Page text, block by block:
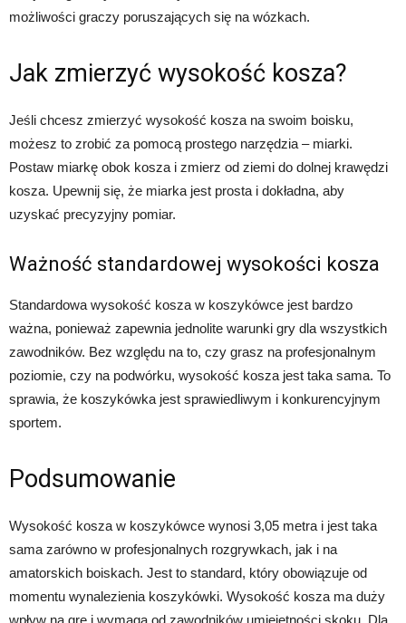
możliwości graczy poruszających się na wózkach.
Jak zmierzyć wysokość kosza?
Jeśli chcesz zmierzyć wysokość kosza na swoim boisku,
możesz to zrobić za pomocą prostego narzędzia – miarki.
Postaw miarkę obok kosza i zmierz od ziemi do dolnej krawędzi
kosza. Upewnij się, że miarka jest prosta i dokładna, aby
uzyskać precyzyjny pomiar.
Ważność standardowej wysokości kosza
Standardowa wysokość kosza w koszykówce jest bardzo
ważna, ponieważ zapewnia jednolite warunki gry dla wszystkich
zawodników. Bez względu na to, czy grasz na profesjonalnym
poziomie, czy na podwórku, wysokość kosza jest taka sama. To
sprawia, że koszykówka jest sprawiedliwym i konkurencyjnym
sportem.
Podsumowanie
Wysokość kosza w koszykówce wynosi 3,05 metra i jest taka
sama zarówno w profesjonalnych rozgrywkach, jak i na
amatorskich boiskach. Jest to standard, który obowiązuje od
momentu wynalezienia koszykówki. Wysokość kosza ma duży